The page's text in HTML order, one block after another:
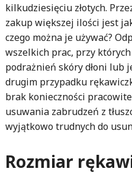
kilkudziesięciu złotych.
zakup większej ilości jest
czego można je używać?
wszelkich prac, przy
podrażnień skóry dłoni lub
drugim przypadku
brak konieczności
usuwania zabrudzeń z
wyjątkowo trudnych do
Rozmiar